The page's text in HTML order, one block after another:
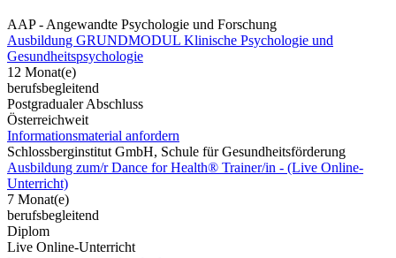
AAP - Angewandte Psychologie und Forschung
Ausbildung GRUNDMODUL Klinische Psychologie und
Gesundheitspsychologie
12 Monat(e)
berufsbegleitend
Postgradualer Abschluss
Österreichweit
Informationsmaterial anfordern
Schlossberginstitut GmbH, Schule für Gesundheitsförderung
Ausbildung zum/r Dance for Health® Trainer/in - (Live Online-
Unterricht)
7 Monat(e)
berufsbegleitend
Diplom
Live Online-Unterricht